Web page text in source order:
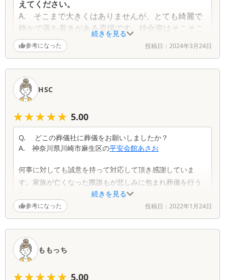
続きを見る
えてください。
A. そこまで大きくはありませんが、とても綺麗で
静かで落ち着きがある斎場です。待合室はそこそこ
広いので窮屈な思いをしたり、何か嫌な思いをする
ことはないです。
Q.この葬儀社の改善すべきと思った点はあります
か？
A.しいて言うなら、駅から少し遠いのが難点で
参考になった 投稿日： 2024年3月24日
続きを見る
HSC
★★★★★
★★★★★ 5.00
Q.
どこの葬儀社に葬儀をお願いしましたか？
A. 神奈川県川崎市麻生区の平安会館あさお
何事に対しても誠意を持って対応して頂き感謝していま
す。家族が亡くなった際誰もが悲しみに包まれ葬儀を行う
事だけに頭がいっぱいになってしまうと思います。心に余
裕がない時だけに担当者の優しい対応が頼りになります。
ありがとうございました。
参考になった 投稿日： 2022年1月24日
ももっち
★★★★★
★★★★★ 5.00